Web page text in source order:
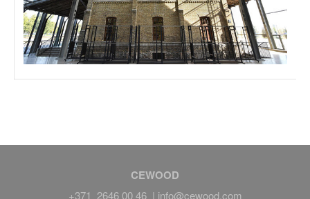
CEWOOD
+371 2646 00 46 | info@cewood.com